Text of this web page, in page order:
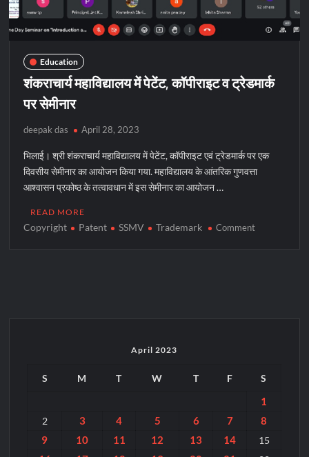
Education
शंकराचार्य महाविद्यालय में पेटेंट, कॉपीराइट व ट्रेडमार्क
पर सेमीनार
deepak das April 28, 2023
भिलाई। श्री शंकराचार्य महाविद्यालय में पेटेंट, कॉपीराइट एवं ट्रेडमार्क पर एक
दिवसीय सेमीनार का आयोजन किया गया. महाविद्यालय के आंतरिक गुणवत्ता
आश्वासन प्रकोष्ठ के तत्वावधान में इस सेमीनार का आयोजन …
READ MORE
Copyright Patent SSMV Trademark Commenton
April 2023
S M T W T F S
1
2 3 4 5 6 7
8
9
10 11 12 13 14 15